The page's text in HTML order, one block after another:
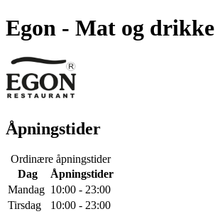
Egon - Mat og drikke
Åpningstider
Ordinære åpningstider
Dag
Åpningstider
Mandag 10:00 - 23:00
Tirsdag
10:00 - 23:00